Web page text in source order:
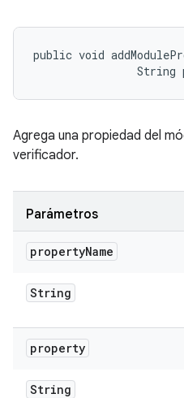
public void
String
Agrega una propiedad del
verificador.
Parámetros
propertyName
String
property
String